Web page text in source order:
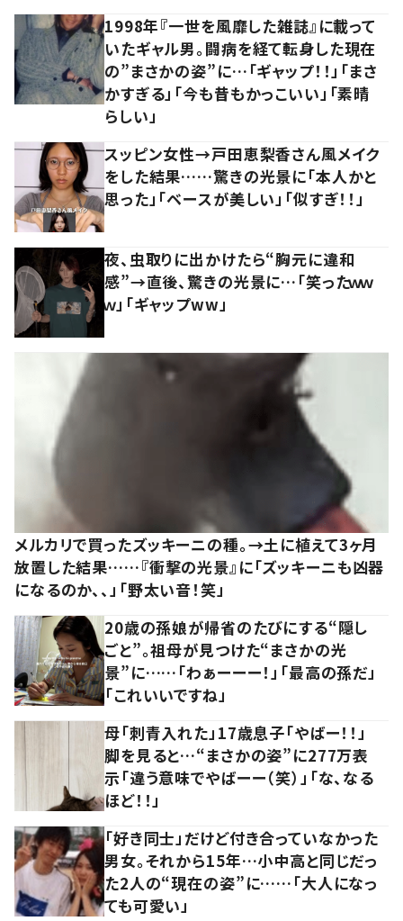
1998年『一世を風靡した雑誌』に載って
いたギャル男。闘病を経て転身した現在
の”まさかの姿”に…「ギャップ！！」「まさ
かすぎる」「今も昔もかっこいい」「素晴
らしい」
スッピン女性→戸田恵梨香さん風メイク
をした結果……驚きの光景に「本人かと
思った」「ベースが美しい」「似すぎ！！」
夜、虫取りに出かけたら“胸元に違和
感”→直後、驚きの光景に…「笑ったｗｗ
ｗ」「ギャップww」
メルカリで買ったズッキーニの種。→土に植えて3ヶ月
放置した結果……『衝撃の光景』に「ズッキーニも凶器
になるのか、、」「野太い音！笑」
20歳の孫娘が帰省のたびにする“隠し
ごと”。祖母が見つけた“まさかの光
景”に……「わぁーーー！」「最高の孫だ」
「これいいですね」
母「刺青入れた」17歳息子「やばー！！」
脚を見ると…“まさかの姿”に277万表
示「違う意味でやばーー（笑）」「な、なる
ほど！！」
「好き同士」だけど付き合っていなかった
男女。それから15年…小中高と同じだっ
た2人の“現在の姿”に……「大人になっ
ても可愛い」